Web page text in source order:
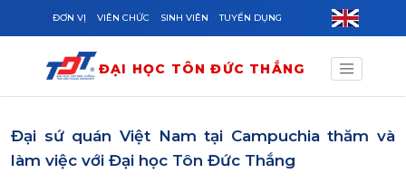
Skip to main content
ĐƠN VỊ VIÊN CHỨC SINH VIÊN TUYỂN DỤNG
ĐẠI HỌC TÔN ĐỨC THẮNG
Đại sứ quán Việt Nam tại Campuchia thăm và
làm việc với Đại học Tôn Đức Thắng